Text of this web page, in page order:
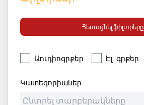
Հեռացնել ֆիլտրերը
Աուդիոգրքեր Էլ. գրքեր
Կատեգորիաներ